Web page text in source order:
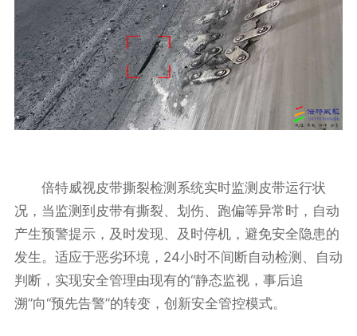
倍特威视皮带撕裂检测系统实时监测皮带运行状
况，当监测到皮带有撕裂、划伤、跑偏等异常时，自动
产生预警提示，及时发现、及时停机，避免安全隐患的
发生。适应于恶劣环境，24小时不间断自动检测、自动
判断，实现安全管理由现有的“静态监视，事后追
溯”向“预先告警”的转变，创新安全管控模式。